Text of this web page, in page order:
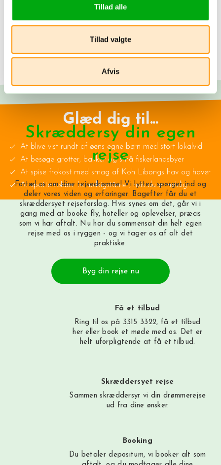
Tillad alle
Tillad valgte
Afvis
Glæd dig til...
At blive vist rundt af øens egne børn med stort lokalvid
At besøge grotter, bakker og små fiskerlandsbyer
At spise frokost med smag af Koh Libongs hav og haver
At spotte søkøer fra udkigstårnet, hvis du er heldig
Skræddersy din egen
rejse
Fortæl os om dine rejsedrømme! Vi lytter, spørger ind og
deler vores viden og erfaringer. Bagefter får du et
skræddersyet rejseforslag. Hvis synes om det, går vi i
gang med at booke fly, hoteller og oplevelser, præcis
som vi har aftalt. Nu har du sammensat din helt egen
rejse med os i ryggen - og vi tager os af alt det
praktiske.
Byg din rejse nu
Få et tilbud
Ring til os på 3315 3322, få et tilbud
her eller book et møde med os. Det er
helt uforpligtende at få et tilbud.
Skræddersyet rejse
Sammen skræddersyr vi din drømmerejse
ud fra dine ønsker.
Booking
Du betaler depositum, vi booker alt som